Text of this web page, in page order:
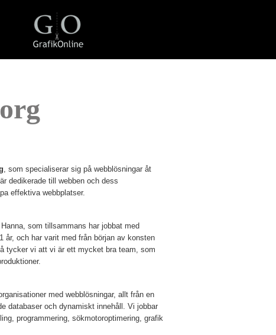
, som specialiserar sig på webblösningar åt
dedikerade till webben och dess
effektiva webbplatser.
som tillsammans har jobbat med
år, och har varit med från början av konsten
tycker vi att vi är ett mycket bra team, som
med webblösningar, allt från en
databaser och dynamiskt innehåll. Vi jobbar
programmering, sökmotoroptimering, grafik